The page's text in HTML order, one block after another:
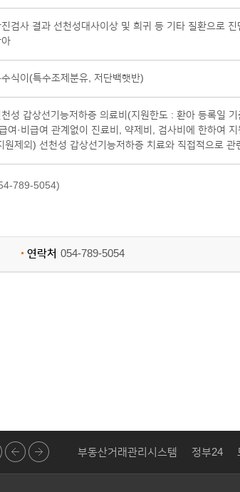
검사 결과 선천성대사이상 및 희귀 등 기타 질환으로
식이(특수조제분유, 저단백햇반)
천성 갑상선기능저하증 의료비(지원한도 : 환아 등록일
여·비급여 관계없이 진료비, 약제비, 검사비에 한하여 지
원제외) 선천성 갑상선기능저하증 치료와 직접적으로 관
789-5054)
연락처 054-789-5054
제개혁 신문고 부동산거래관리시스템 정부24